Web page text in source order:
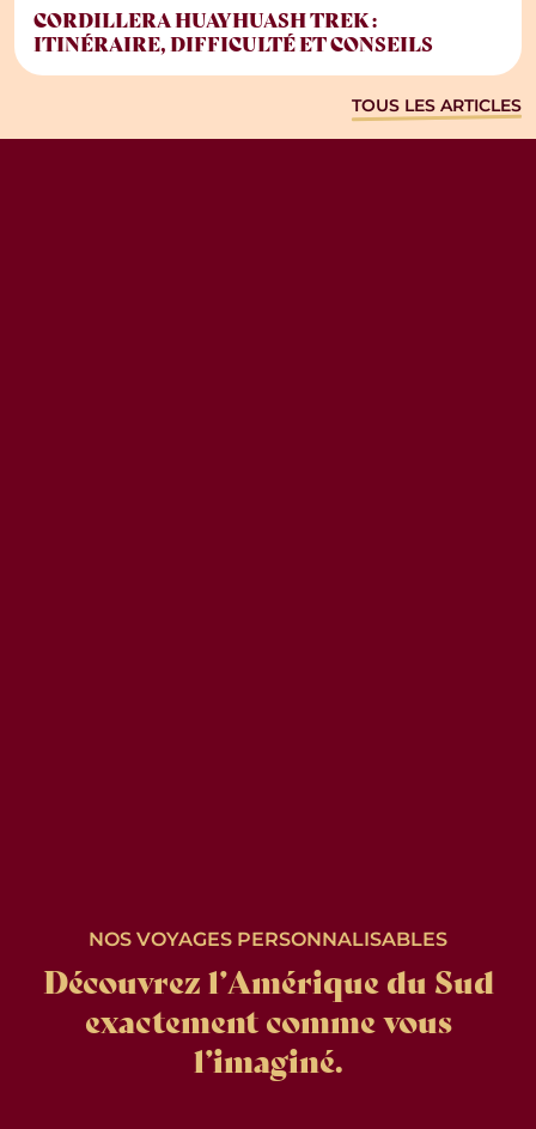
TOUS LES ARTICLES
CORDILLERA HUAYHUASH TREK :
ITINÉRAIRE, DIFFICULTÉ ET CONSEILS
NOS VOYAGES PERSONNALISABLES
Découvrez l’Amérique du Sud
exactement comme vous
l’imaginé.